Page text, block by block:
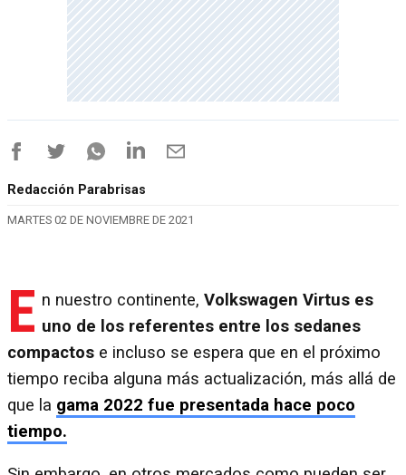
Redacción Parabrisas
MARTES 02 DE NOVIEMBRE DE 2021
E n nuestro continente, Volkswagen Virtus es
uno de los referentes entre los sedanes
compactos e incluso se espera que en el próximo
tiempo reciba alguna más actualización, más allá de
que la gama 2022 fue presentada hace poco
tiempo.